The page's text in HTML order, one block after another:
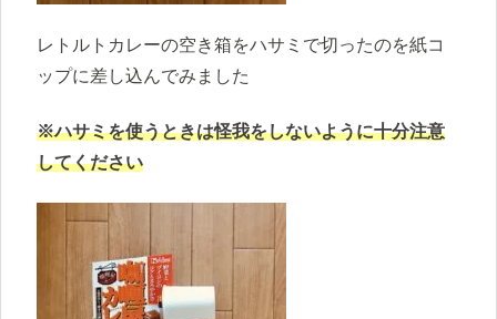
レトルトカレーの空き箱をハサミで切ったのを紙コ
ップに差し込んでみました
※ハサミを使うときは怪我をしないように十分注意
してください